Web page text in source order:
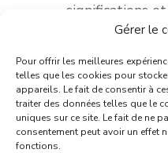
Gérer le
Pour offrir les meilleures
telles que les cookies pour
appareils. Le fait de consentir à
traiter des données telles que le
uniques sur ce site. Le fait de ne
consentement peut avoir un effet
fonctions.
significations
Burn-out des
l’épuisement
Remèdes
guide complet
Comment
votre cabinet